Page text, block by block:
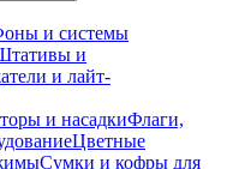
и системы
и
и лайт-
и насадкиФлаги,
Цветные
Сумки и кофры для